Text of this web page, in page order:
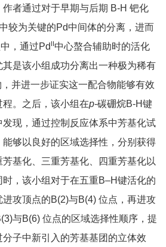
者通过对于早期与后期 B-H 钯化
较为关键的Pd中间体的分离，进而
，通过Pd II中心螯合辅助时的活化
是该小组成功分离出一种极为稀有
并进一步证实这一配合物能够有效
。之后，该小组在p-碳硼烷B-H键
现，通过控制反应体系中芳基化试
够以良好的区域选择性，分别获得
基化、三重芳基化、四重芳基化以
，该小组对于在五重B–H键活化的
攻顶点的B(2)与B(4) 位点，再进攻
与B(6) 位点的区域选择性顺序，提
子中新引入的芳基基团的立体效